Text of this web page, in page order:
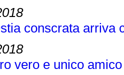
conscrata arriva
vero e unico